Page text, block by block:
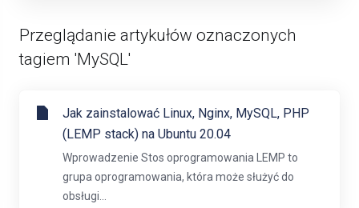
Przeglądanie artykułów oznaczonych
tagiem 'MySQL'
Jak zainstalować Linux, Nginx, MySQL, PHP
(LEMP stack) na Ubuntu 20.04
Wprowadzenie Stos oprogramowania LEMP to
grupa oprogramowania, która może służyć do
obsługi...